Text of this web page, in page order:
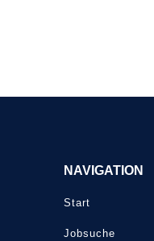
NAVIGATION
Start
Jobsuche